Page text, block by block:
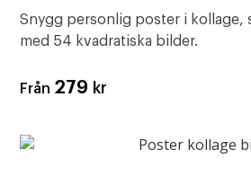
Snygg personlig poster i kollage,
med 54 kvadratiska bilder.
Från 279 kr